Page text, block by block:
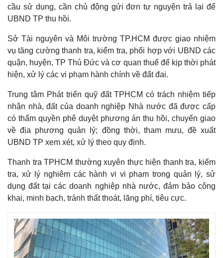
Thế giới
Quan sát
Cuộc sống đó đây
Hồ sơ
Multimedia
Video
Ảnh
E-Magazine
cầu sử dụng, cần chủ động gửi đơn tự nguyện trả lại để
UBND TP thu hồi.
Sở Tài nguyên và Môi trường TP.HCM được giao nhiệm
vụ tăng cường thanh tra, kiểm tra, phối hợp với UBND các
quận, huyện, TP Thủ Đức và cơ quan thuế để kịp thời phát
hiện, xử lý các vi phạm hành chính về đất đai.
Trung tâm Phát triển quỹ đất TPHCM có trách nhiệm tiếp
nhận nhà, đất của doanh nghiệp Nhà nước đã được cấp
có thẩm quyền phê duyệt phương án thu hồi, chuyển giao
về địa phương quản lý; đồng thời, tham mưu, đề xuất
UBND TP xem xét, xử lý theo quy định.
Thanh tra TPHCM thường xuyên thực hiện thanh tra, kiểm
tra, xử lý nghiêm các hành vi vi phạm trong quản lý, sử
dụng đất tại các doanh nghiệp nhà nước, đảm bảo công
khai, minh bạch, tránh thất thoát, lãng phí, tiêu cực.